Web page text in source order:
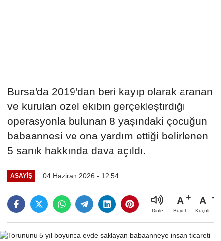
Bursa'da 2019'dan beri kayıp olarak aranan
ve kurulan özel ekibin gerçekleştirdiği
operasyonla bulunan 8 yaşındaki çocuğun
babaannesi ve ona yardım ettiği belirlenen
5 sanık hakkında dava açıldı.
ASAYIŞ 04 Haziran 2026 - 12:54
Dinle
A
Büyüt
A
Küçült